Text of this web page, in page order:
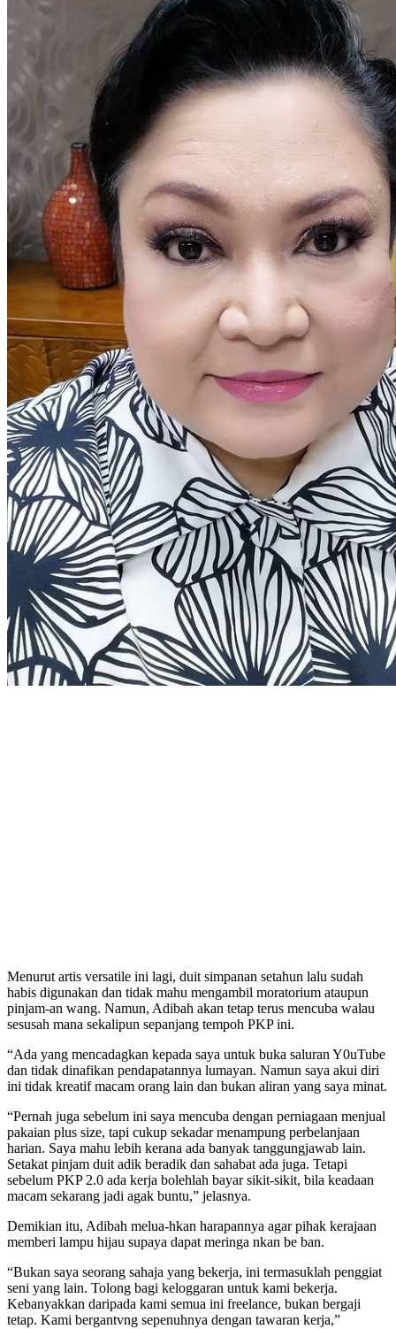
Menurut artis versatile ini lagi, duit simpanan setahun lalu sudah
habis digunakan dan tidak mahu mengambil moratorium ataupun
pinjam-an wang. Namun, Adibah akan tetap terus mencuba walau
sesusah mana sekalipun sepanjang tempoh PKP ini.
“Ada yang mencadagkan kepada saya untuk buka saluran Y0uTube
dan tidak dinafikan pendapatannya lumayan. Namun saya akui diri
ini tidak kreatif macam orang lain dan bukan aliran yang saya minat.
“Pernah juga sebelum ini saya mencuba dengan perniagaan menjual
pakaian plus size, tapi cukup sekadar menampung perbelanjaan
harian. Saya mahu lebih kerana ada banyak tanggungjawab lain.
Setakat pinjam duit adik beradik dan sahabat ada juga. Tetapi
sebelum PKP 2.0 ada kerja bolehlah bayar sikit-sikit, bila keadaan
macam sekarang jadi agak buntu,” jelasnya.
Demikian itu, Adibah melua-hkan harapannya agar pihak kerajaan
memberi lampu hijau supaya dapat meringa nkan be ban.
“Bukan saya seorang sahaja yang bekerja, ini termasuklah penggiat
seni yang lain. Tolong bagi keloggaran untuk kami bekerja.
Kebanyakkan daripada kami semua ini freelance, bukan bergaji
tetap. Kami bergantvng sepenuhnya dengan tawaran kerja,”